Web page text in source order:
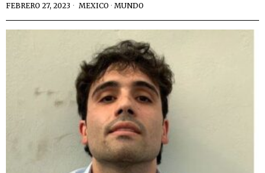
FEBRERO 27, 2023 MEXICO · MUNDO